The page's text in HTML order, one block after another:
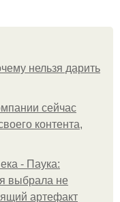
нельзя дарить
сейчас
контента,
- Паука:
выбрала не
артефакт